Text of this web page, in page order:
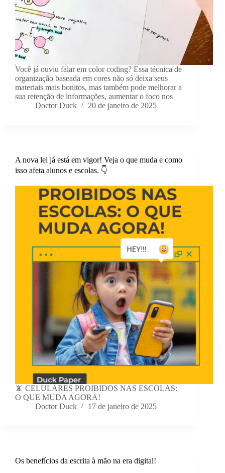
Você já ouviu falar em color coding? Essa técnica de
organização baseada em cores não só deixa seus
materiais mais bonitos, mas também pode melhorar a
sua retenção de informações, aumentar o foco nos
Doctor Duck
20 de janeiro de 2025
A nova lei já está em vigor! Veja o que muda e como
isso afeta alunos e escolas. 👇
📵 CELULARES PROIBIDOS NAS ESCOLAS:
O QUE MUDA AGORA!
Doctor Duck
17 de janeiro de 2025
Os benefícios da escrita à mão na era digital!